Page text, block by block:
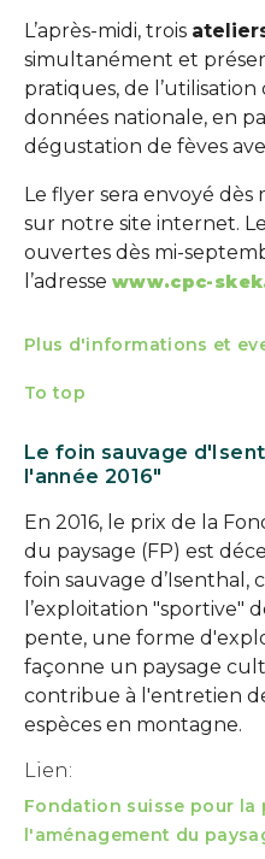
L’après-midi, trois
simultanément et
pratiques, de l’utilisation
données nationale, en
dégustation de fèves
Le flyer sera envoyé dès
sur notre site internet.
ouvertes dès mi-
l’adresse www.cpc-
Plus d'informations et
To top
Le foin sauvage
l'année 2016"
En 2016, le prix de la
du paysage (FP) est
foin sauvage d’Isenthal,
l’exploitation "sportive"
pente, une forme
façonne un paysage
contribue à l'entretien
espèces en montagne.
Lien:
Fondation suisse pour
l'aménagement du